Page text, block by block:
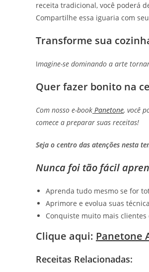
receita tradicional, você poderá
Compartilhe essa iguaria com
Transforme sua
Imagine-se dominando a arte
Quer fazer bonito na
Com nosso e-book Panetone, você
comece a preparar suas receitas!
Seja o centro das atenções nesta
Nunca foi tão fácil
Aprenda tudo mesmo se for
Aprimore e evolua suas
Conquiste muito mais
Clique aqui: Panetone
Receitas Relacionadas: